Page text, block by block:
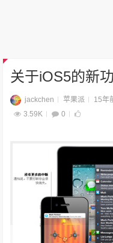
关于iOS5的新
jackchen 苹果派
15年
3.59K
0